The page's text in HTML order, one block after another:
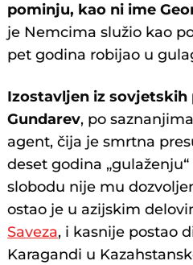
pominju, kao ni ime
je Nemcima služio kao
pet godina robijao u
Izostavljen iz sovjetskih
Gundarev, po
agent, čija je smrtna
deset godina
slobodu nije mu
ostao je u azijskim
Saveza, i kasnije postao
Karagandi u